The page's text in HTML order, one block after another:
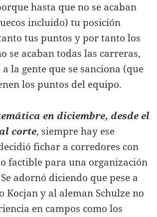
hasta que no se acaban
incluido) tu posición
tus puntos y por tanto los
se acaban todas las carreras,
la gente que se sanciona (que
los puntos del equipo.
en diciembre, desde el
corte, siempre hay ese
fichar a corredores con
factible para una organización
adornó diciendo que pese a
Kocjan y al aleman Schulze no
en campos como los